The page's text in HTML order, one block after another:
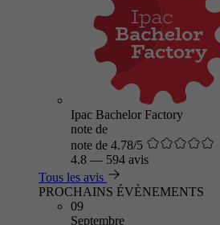
Ipac Bachelor Factory
note de
note de 4.78/5
4.8 — 594 avis
Tous les avis
PROCHAINS ÉVÈNEMENTS
09
Septembre